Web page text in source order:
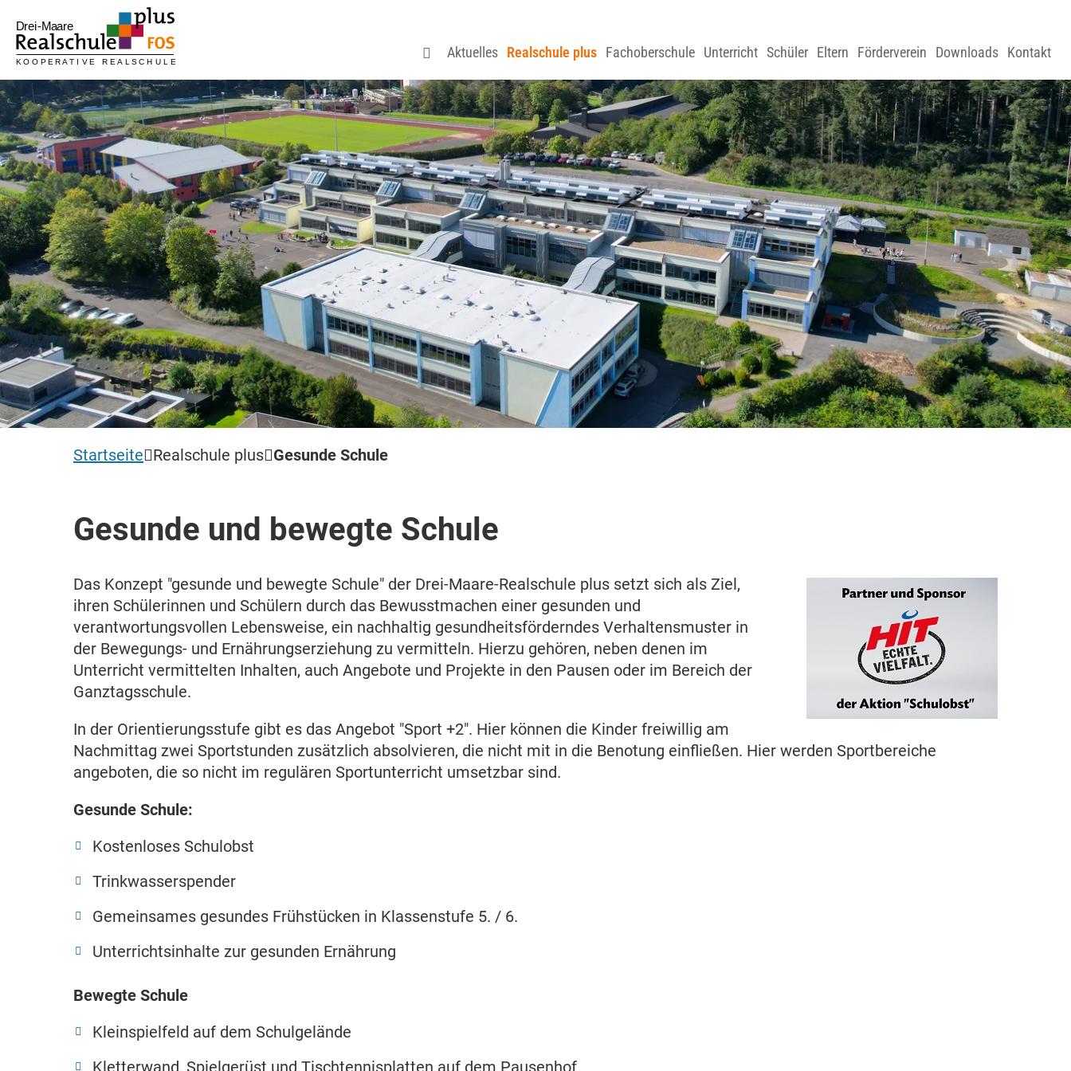
Aktuelles Realschule plus Fachoberschule Unterricht Schüler Eltern Förderverein Downloads Kontakt
Startseite Realschule plus Gesunde Schule
Gesunde und bewegte Schule
Das Konzept "gesunde und bewegte Schule" der Drei-Maare-Realschule plus setzt sich als Ziel,
ihren Schülerinnen und Schülern durch das Bewusstmachen einer gesunden und
verantwortungsvollen Lebensweise, ein nachhaltig gesundheitsförderndes Verhaltensmuster in
der Bewegungs- und Ernährungserziehung zu vermitteln. Hierzu gehören, neben denen im
Unterricht vermittelten Inhalten, auch Angebote und Projekte in den Pausen oder im Bereich der
Ganztagsschule.
In der Orientierungsstufe gibt es das Angebot "Sport +2". Hier können die Kinder freiwillig am
Nachmittag zwei Sportstunden zusätzlich absolvieren, die nicht mit in die Benotung einfließen. Hier werden Sportbereiche
angeboten, die so nicht im regulären Sportunterricht umsetzbar sind.
Gesunde Schule:
Kostenloses Schulobst
Trinkwasserspender
Gemeinsames gesundes Frühstücken in Klassenstufe 5. / 6.
Unterrichtsinhalte zur gesunden Ernährung
Bewegte Schule
Kleinspielfeld auf dem Schulgelände
Kletterwand, Spielgerüst und Tischtennisplatten auf dem Pausenhof